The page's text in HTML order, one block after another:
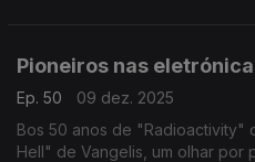
Pioneiros nas
Ep. 50
09 dez. 2025
Bos 50 anos de "Radioactivity"
Hell" de Vangelis, um olhar por